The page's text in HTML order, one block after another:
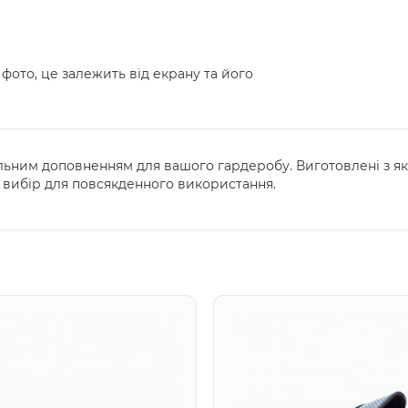
це залежить від екрану та його
доповненням для вашого гардеробу. Виготовлені з
для повсякденного використання.